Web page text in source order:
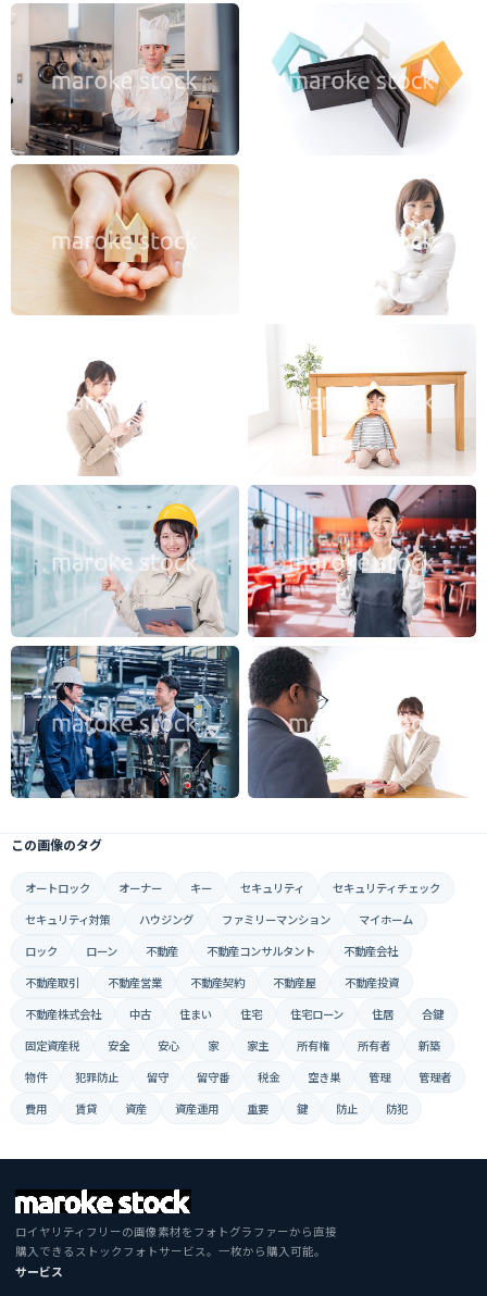
この画像のタグ
オートロック オーナー キー セキュリティ
セキュリティチェック
セキュリティ対策
ハウジング ファミリーマンション
マイホーム
ロック
ローン 不動産 不動産コンサルタント
不動産会社
不動産取引
不動産営業 不動産契約 不動産屋
不動産投資
不動産株式会社
中古 住まい 住宅 住宅ローン 住居
合鍵
固定資産税
安全 安心 家 家主 所有権 所有者
新築
物件
犯罪防止 留守 留守番 税金 空き巣 管理
管理者
費用
賃貸 資産 資産運用 重要 鍵 防止 防犯
ロイヤリティフリーの画像素材をフォトグラファーから直接
購入できるストックフォトサービス。一枚から購入可能。
サービス